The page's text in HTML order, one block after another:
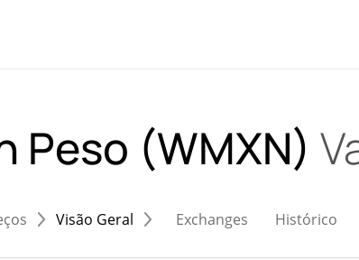
Peso (WMXN)
Visão Geral Exchanges Histórico